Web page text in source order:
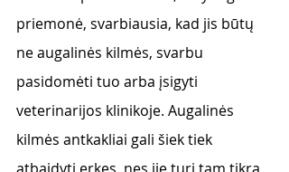
priemonė, svarbiausia, kad jis būtų
ne augalinės kilmės, svarbu
pasidomėti tuo arba įsigyti
veterinarijos klinikoje. Augalinės
kilmės antkakliai gali šiek tiek